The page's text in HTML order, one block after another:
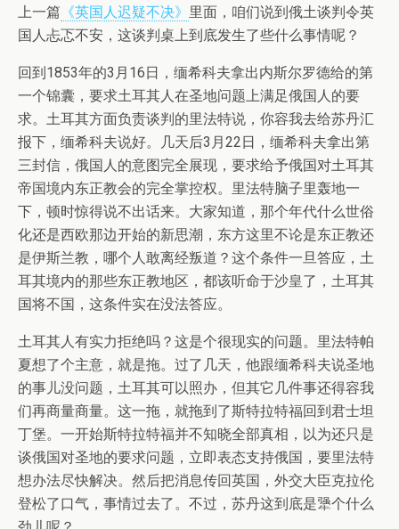
上一篇 《英国人迟疑不决》 里面，咱们说到俄土谈判令英
国人忐忑不安，这谈判桌上到底发生了些什么事情呢？
回到1853年的3月16日，缅希科夫拿出内斯尔罗德给的第
一个锦囊，要求土耳其人在圣地问题上满足俄国人的要
求。土耳其方面负责谈判的里法特说，你容我去给苏丹汇
报下，缅希科夫说好。几天后3月22日，缅希科夫拿出第
三封信，俄国人的意图完全展现，要求给予俄国对土耳其
帝国境内东正教会的完全掌控权。里法特脑子里轰地一
下，顿时惊得说不出话来。大家知道，那个年代什么世俗
化还是西欧那边开始的新思潮，东方这里不论是东正教还
是伊斯兰教，哪个人敢离经叛道？这个条件一旦答应，土
耳其境内的那些东正教地区，都该听命于沙皇了，土耳其
国将不国，这条件实在没法答应。
土耳其人有实力拒绝吗？这是个很现实的问题。里法特帕
夏想了个主意，就是拖。过了几天，他跟缅希科夫说圣地
的事儿没问题，土耳其可以照办，但其它几件事还得容我
们再商量商量。这一拖，就拖到了斯特拉特福回到君士坦
丁堡。一开始斯特拉特福并不知晓全部真相，以为还只是
谈俄国对圣地的要求问题，立即表态支持俄国，要里法特
想办法尽快解决。然后把消息传回英国，外交大臣克拉伦
登松了口气，事情过去了。不过，苏丹这到底是犟个什么